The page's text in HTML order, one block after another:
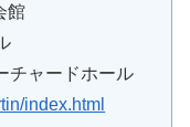
館
チャードホール
index.html